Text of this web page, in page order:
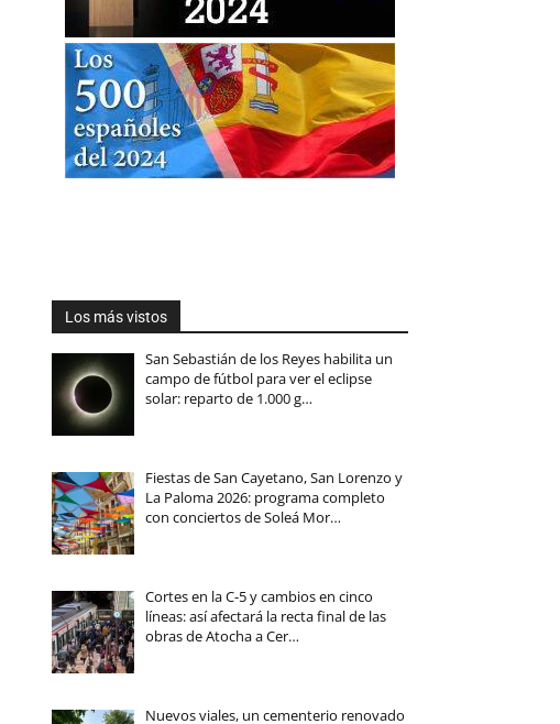
Los más vistos
San Sebastián de los Reyes habilita un
campo de fútbol para ver el eclipse
solar: reparto de 1.000 g…
Fiestas de San Cayetano, San Lorenzo y
La Paloma 2026: programa completo
con conciertos de Soleá Mor…
Cortes en la C-5 y cambios en cinco
líneas: así afectará la recta final de las
obras de Atocha a Cer…
Nuevos viales, un cementerio renovado